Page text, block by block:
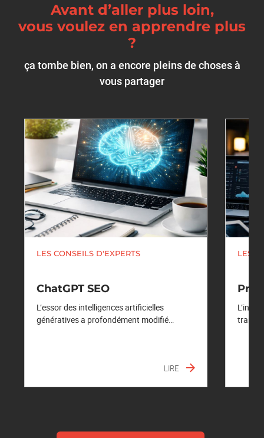
Avant d’aller plus loin,
vous voulez en apprendre plus
?
ça tombe bien, on a encore pleins de choses à
vous partager
LES CONSEILS D'EXPERTS
ChatGPT SEO
L’essor des intelligences artificielles
génératives a profondément modifié…
LIRE
LES